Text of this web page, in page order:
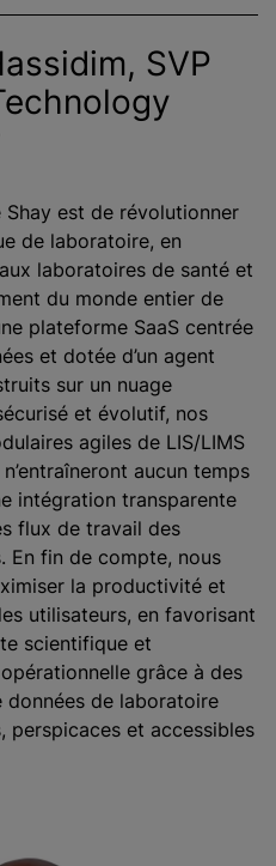
SVP
Shay est de révolutionner
de laboratoire, en
laboratoires de santé et
du monde entier de
plateforme SaaS centrée
et dotée d’un agent
sur un nuage
et évolutif, nos
agiles de LIS/LIMS
n’entraîneront aucun temps
intégration transparente
flux de travail des
En fin de compte, nous
la productivité et
utilisateurs, en favorisant
scientifique et
opérationnelle grâce à des
données de laboratoire
perspicaces et accessibles